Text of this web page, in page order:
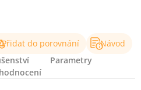
Přidat do porovnání
Návod
Parametry